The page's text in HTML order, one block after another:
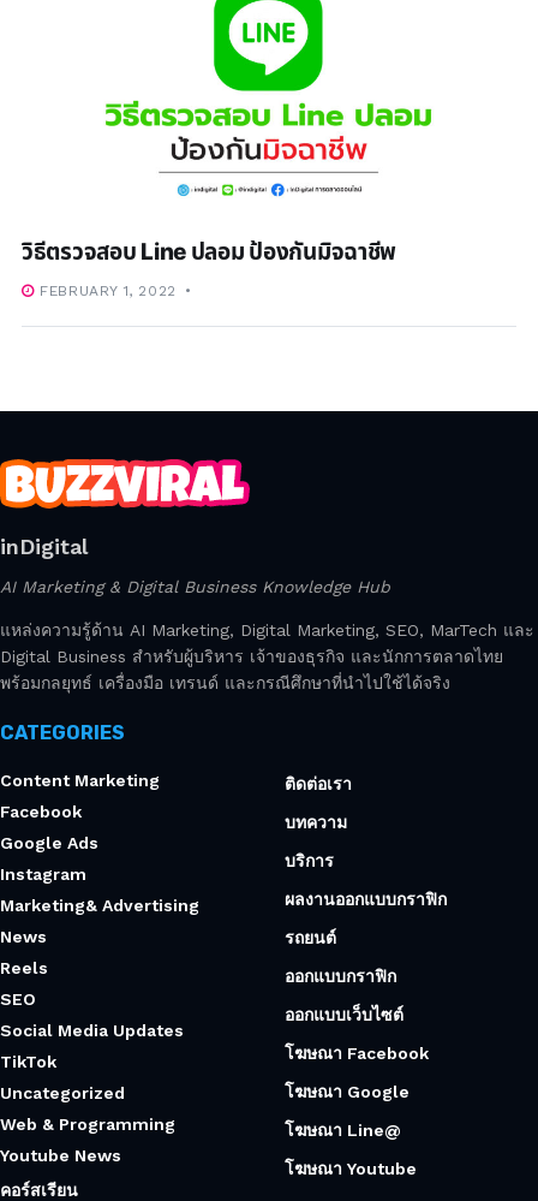
วิธีตรวจสอบ Line ปลอม ป้องกันมิจฉาชีพ
FEBRUARY 1, 2022
inDigital
AI Marketing & Digital Business Knowledge Hub
แหล่งความรู้ด้าน AI Marketing, Digital Marketing, SEO, MarTech และ
Digital Business สำหรับผู้บริหาร เจ้าของธุรกิจ และนักการตลาดไทย
พร้อมกลยุทธ์ เครื่องมือ เทรนด์ และกรณีศึกษาที่นำไปใช้ได้จริง
CATEGORIES
Content Marketing
Facebook
Google Ads
Instagram
Marketing& Advertising
News
Reels
SEO
Social Media Updates
TikTok
Uncategorized
Web & Programming
Youtube News
คอร์สเรียน
ติดต่อเรา
บทความ
บริการ
ผลงานออกแบบกราฟิก
รถยนต์
ออกแบบกราฟิก
ออกแบบเว็บไซต์
โฆษณา Facebook
โฆษณา Google
โฆษณา Line@
โฆษณา Youtube